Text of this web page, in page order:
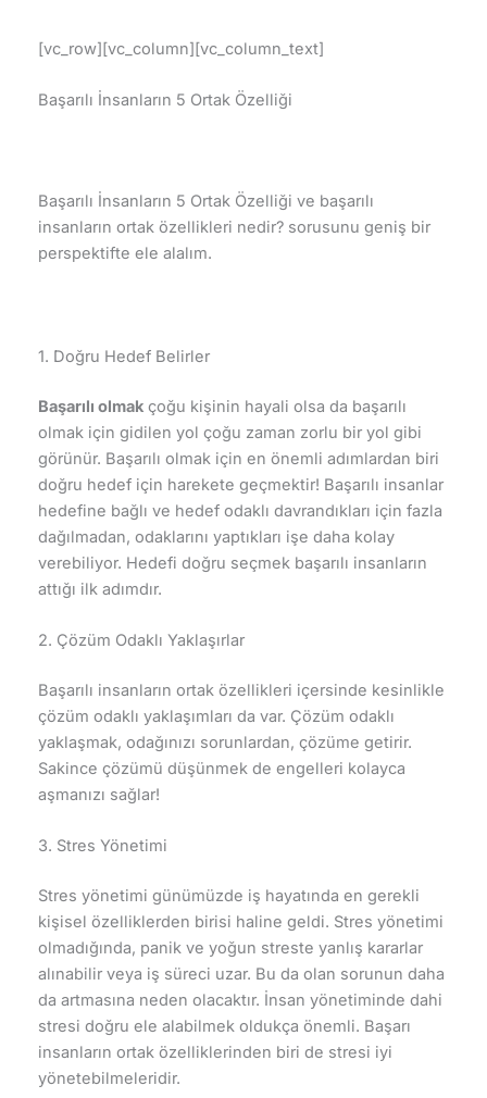
[vc_row][vc_column][vc_column_text]
Başarılı İnsanların 5 Ortak Özelliği
Başarılı İnsanların 5 Ortak Özelliği ve başarılı
insanların ortak özellikleri nedir? sorusunu geniş bir
perspektifte ele alalım.
1. Doğru Hedef Belirler
Başarılı olmakçoğu kişinin hayali olsa da başarılı
olmak için gidilen yol çoğu zaman zorlu bir yol gibi
görünür. Başarılı olmak için en önemli adımlardan biri
doğru hedef için harekete geçmektir! Başarılı insanlar
hedefine bağlı ve hedef odaklı davrandıkları için fazla
dağılmadan, odaklarını yaptıkları işe daha kolay
verebiliyor. Hedefi doğru seçmek başarılı insanların
attığı ilk adımdır.
2. Çözüm Odaklı Yaklaşırlar
Başarılı insanların ortak özellikleri içersinde kesinlikle
çözüm odaklı yaklaşımları da var. Çözüm odaklı
yaklaşmak, odağınızı sorunlardan, çözüme getirir.
Sakince çözümü düşünmek de engelleri kolayca
aşmanızı sağlar!
3. Stres Yönetimi
Stres yönetimi günümüzde iş hayatında en gerekli
kişisel özelliklerden birisi haline geldi. Stres yönetimi
olmadığında, panik ve yoğun streste yanlış kararlar
alınabilir veya iş süreci uzar. Bu da olan sorunun daha
da artmasına neden olacaktır. İnsan yönetiminde dahi
stresi doğru ele alabilmek oldukça önemli. Başarı
insanların ortak özelliklerinden biri de stresi iyi
yönetebilmeleridir.